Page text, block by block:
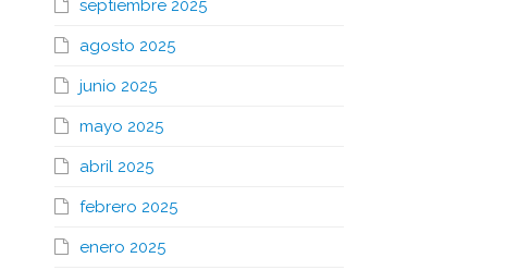
septiembre 2025
agosto 2025
junio 2025
mayo 2025
abril 2025
febrero 2025
enero 2025